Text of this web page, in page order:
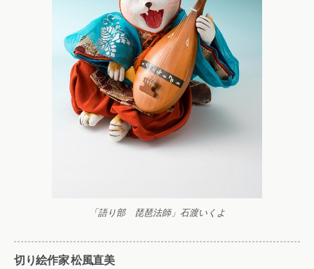
「語り部 琵琶法師」石渡いくよ
切り絵作家 松風直美